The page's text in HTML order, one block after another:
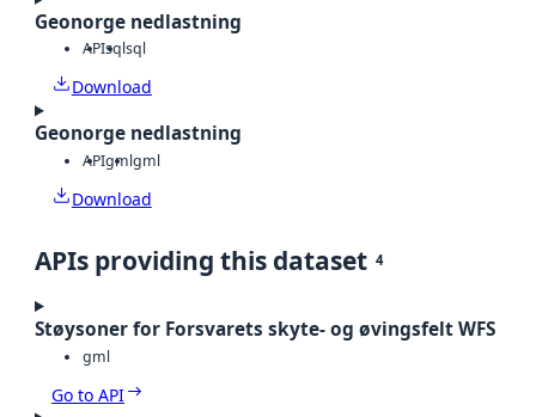
Geonorge nedlastning
APIsqlsql
Download
Geonorge nedlastning
APIgmlgml
Download
APIs providing this dataset 4
Støysoner for Forsvarets skyte- og øvingsfelt WFS
gml
Go to API